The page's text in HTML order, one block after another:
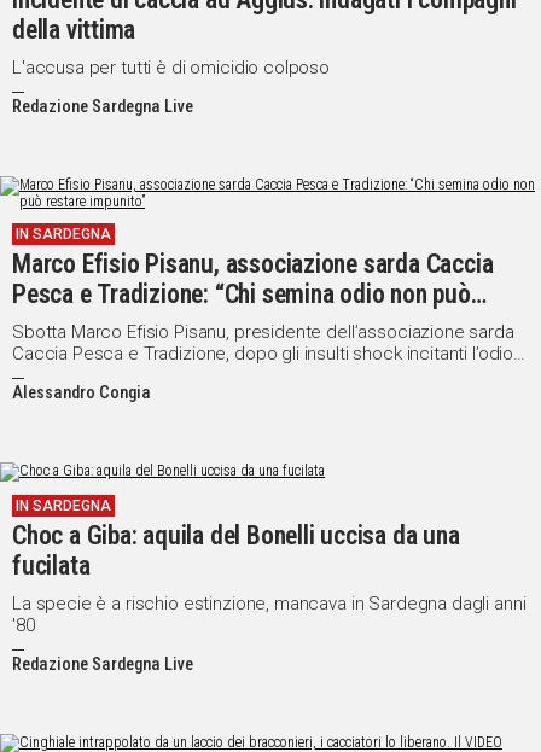
della vittima
L'accusa per tutti è di omicidio colposo
Redazione Sardegna Live
IN SARDEGNA
Marco Efisio Pisanu, associazione sarda Caccia
Pesca e Tradizione: “Chi semina odio non può
restare impunito”
Sbotta Marco Efisio Pisanu, presidente dell’associazione sarda
Caccia Pesca e Tradizione, dopo gli insulti shock incitanti l’odio
contro il cacciatore Andrea Altea, morto ad Aggius
Alessandro Congia
IN SARDEGNA
Choc a Giba: aquila del Bonelli uccisa da una
fucilata
La specie è a rischio estinzione, mancava in Sardegna dagli anni
'80
Redazione Sardegna Live